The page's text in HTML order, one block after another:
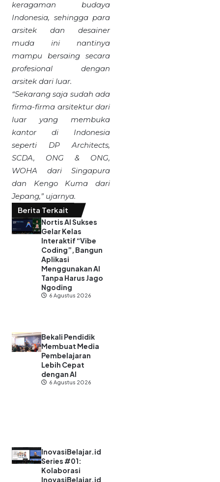
keragaman budaya
Indonesia, sehingga para
arsitek dan desainer
muda ini nantinya
mampu bersaing secara
profesional dengan
arsitek dari luar.
“Sekarang saja sudah ada
firma-firma arsitektur dari
luar yang membuka
kantor di Indonesia
seperti DP Architects,
SCDA, ONG & ONG,
WOHA dari Singapura
dan Kengo Kuma dari
Jepang,” ujarnya.
Berita Terkait
Nortis AI Sukses
Gelar Kelas
Interaktif “Vibe
Coding”, Bangun
Aplikasi
Menggunakan AI
Tanpa Harus Jago
Ngoding
6 Agustus 2026
Bekali Pendidik
Membuat Media
Pembelajaran
Lebih Cepat
dengan AI
6 Agustus 2026
InovasiBelajar.id
Series #01:
Kolaborasi
InovasiBelajar.id